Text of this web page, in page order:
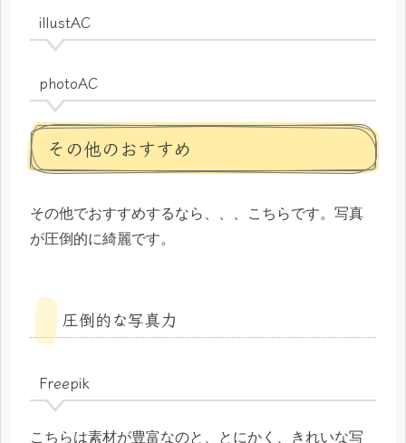
illustAC
photoAC
その他のおすすめ
その他でおすすめするなら、、、こちらです。写真
が圧倒的に綺麗です。
圧倒的な写真力
Freepik
こちらは素材が豊富なのと、とにかく、きれいな写